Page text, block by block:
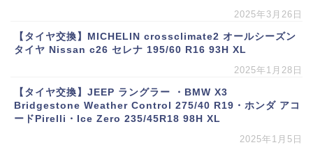
2025年3月26日
【タイヤ交換】MICHELIN crossclimate2 オールシーズン
タイヤ Nissan c26 セレナ 195/60 R16 93H XL
2025年1月28日
【タイヤ交換】JEEP ラングラー ・BMW X3
Bridgestone Weather Control 275/40 R19・ホンダ アコ
ードPirelli・Ice Zero 235/45R18 98H XL
2025年1月5日